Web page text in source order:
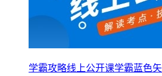
学霸攻略线上公开课学霸蓝色